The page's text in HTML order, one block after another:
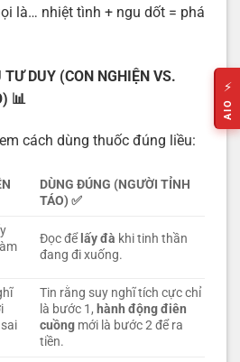
là… nhiệt tình + ngu dốt = phá
DUY (CON NGHIỆN VS.
📊
cách dùng thuốc đúng liều:
DÙNG ĐÚNG (NGƯỜI TỈNH
TÁO)✅
Đọc để lấy đà khi tinh thần
đang đi xuống.
Tin rằng suy nghĩ tích cực chỉ
là bước 1, hành động điên
cuồng mới là bước 2 để ra
tiền.
⚡
AIO